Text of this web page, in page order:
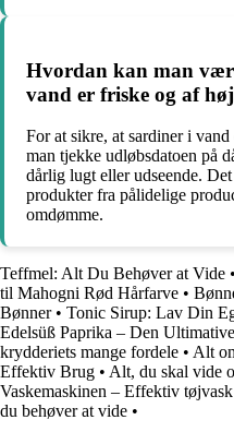
Hvordan kan man
vand er friske og af
For at sikre, at sardiner i
man tjekke udløbsdatoen på
dårlig lugt eller udseende.
produkter fra pålidelige
omdømme.
Teffmel: Alt Du Behøver at Vide •
til Mahogni Rød Hårfarve •
Bønner• Tonic Sirup: Lav Din
Edelsüß Paprika – Den
krydderiets mange fordele • Alt
Effektiv Brug • Alt, du skal vide
Vaskemaskinen – Effektiv
du behøver at vide •